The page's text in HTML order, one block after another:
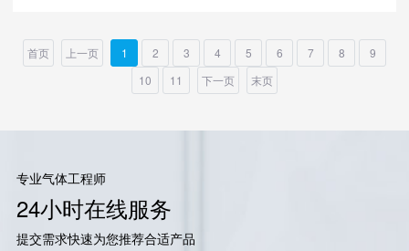
首页 上一页 1 2 3 4 5 6 7 8
9
10
11 下一页 末页
专业气体工程师
24小时在线服务
提交需求快速为您推荐合适产品